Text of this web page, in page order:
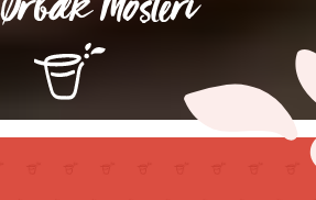
Mosteri